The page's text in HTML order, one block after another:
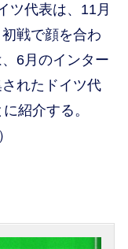
ツ代表は、11月
戦で顔を合わ
6月のインター
れたドイツ代
紹介する。